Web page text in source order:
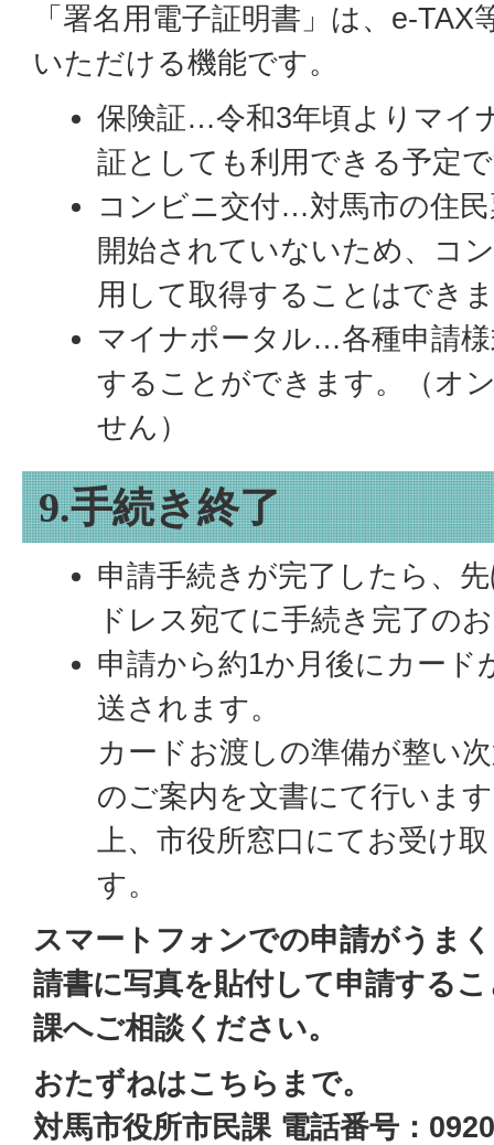
「署名用電子証明書」は、e-
いただける機能です。
保険証…令和3年頃よりマイ
証としても利用できる予定
コンビニ交付…対馬市の住
開始されていないため、コ
用して取得することはでき
マイナポータル…各種申請
することができます。（オ
せん）
9.手続き終了
申請手続きが完了したら、
ドレス宛てに手続き完了の
申請から約1か月後にカード
送されます。
カードお渡しの準備が整い
のご案内を文書にて行いま
上、市役所窓口にてお受け
す。
スマートフォンでの申請がうま
請書に写真を貼付して申請する
課へご相談ください。
おたずねはこちらまで。
対馬市役所市民課 電話番号：